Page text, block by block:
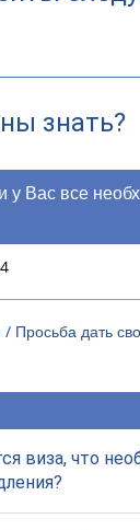
знать?
у Вас все
Просьба дать
виза, что